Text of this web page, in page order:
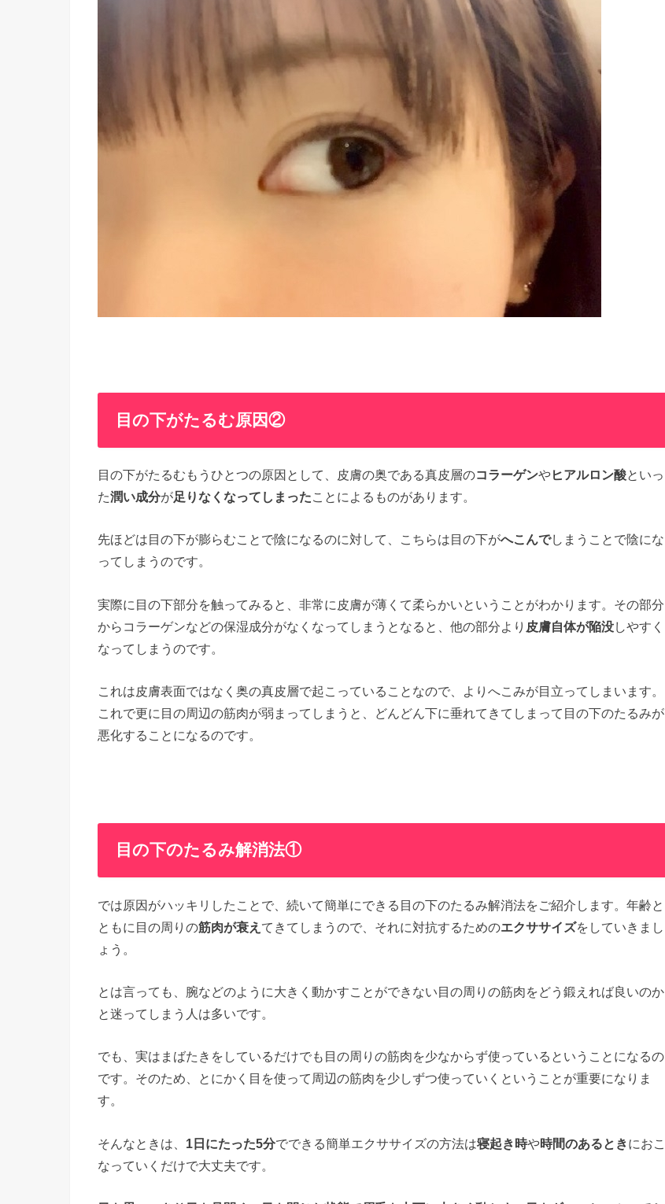
目の下がたるむ原因②
目の下がたるむもうひとつの原因として、皮膚の奥である真皮層のコラーゲンやヒアルロン酸といっ
た潤い成分が足りなくなってしまったことによるものがあります。
先ほどは目の下が膨らむことで陰になるのに対して、こちらは目の下がへこんでしまうことで陰にな
ってしまうのです。
実際に目の下部分を触ってみると、非常に皮膚が薄くて柔らかいということがわかります。その部分
からコラーゲンなどの保湿成分がなくなってしまうとなると、他の部分より 皮膚自体が陥没しやすく
なってしまうのです。
これは皮膚表面ではなく奥の真皮層で起こっていることなので、よりへこみが目立ってしまいます。
これで更に目の周辺の筋肉が弱まってしまうと、どんどん下に垂れてきてしまって目の下のたるみが
悪化することになるのです。
目の下のたるみ解消法①
では原因がハッキリしたことで、続いて簡単にできる目の下のたるみ解消法をご紹介します。年齢と
ともに目の周りの筋肉が衰え てきてしまうので、それに対抗するためのエクササイズをしていきまし
ょう。
とは言っても、腕などのように大きく動かすことができない目の周りの筋肉をどう鍛えれば良いのか
と迷ってしまう人は多いです。
でも、実はまばたきをしているだけでも目の周りの筋肉を少なからず使っているということになるの
です。そのため、とにかく目を使って周辺の筋肉を少しずつ使っていくということが重要になりま
す。
そんなときは、 1日にたった5分でできる簡単エクササイズの方法は寝起き時や時間のあるときにおこ
なっていくだけで大丈夫です。